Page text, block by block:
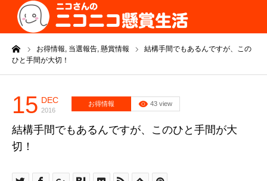
お得情報, 当選報告, 懸賞情報
結構手間でもあるんですが、この
ひと手間が大切！
15 DEC
2016
お得情報 43 view
結構手間でもあるんですが、このひと手間が大
切！